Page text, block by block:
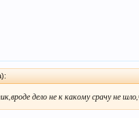
дело не к какому срачу не